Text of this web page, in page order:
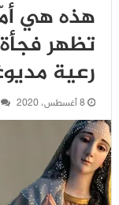
هذه هي
تظهر
رعية
8 أغسطس، 2020